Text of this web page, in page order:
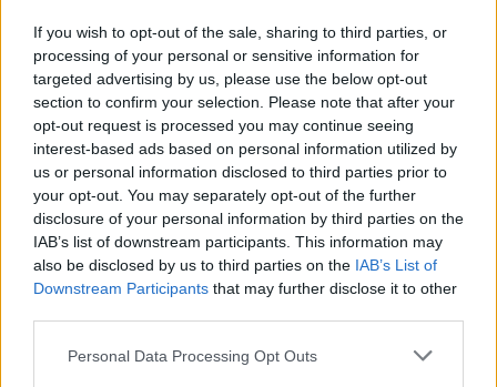
If you wish to opt-out of the sale, sharing to third parties, or
processing of your personal or sensitive information for
targeted advertising by us, please use the below opt-out
section to confirm your selection. Please note that after your
opt-out request is processed you may continue seeing
interest-based ads based on personal information utilized by
us or personal information disclosed to third parties prior to
your opt-out. You may separately opt-out of the further
disclosure of your personal information by third parties on the
IAB’s list of downstream participants. This information may
also be disclosed by us to third parties on the IAB’s List of
Downstream Participants that may further disclose it to other
Personal Data Processing Opt Outs
Prevês sucessora? Qual?
Eu quero acreditar que sim, que haja sucessora.
Espero que esta conjuntura financeira deixe de nos
perseguir e dê condições a todos para aproveitar a
vida da melhor forma.
Qual delas? Adoro os próximos modelos de enduro
2024, da Husqvarna e KTM. Vamos acreditar com
sorrisos no rosto.